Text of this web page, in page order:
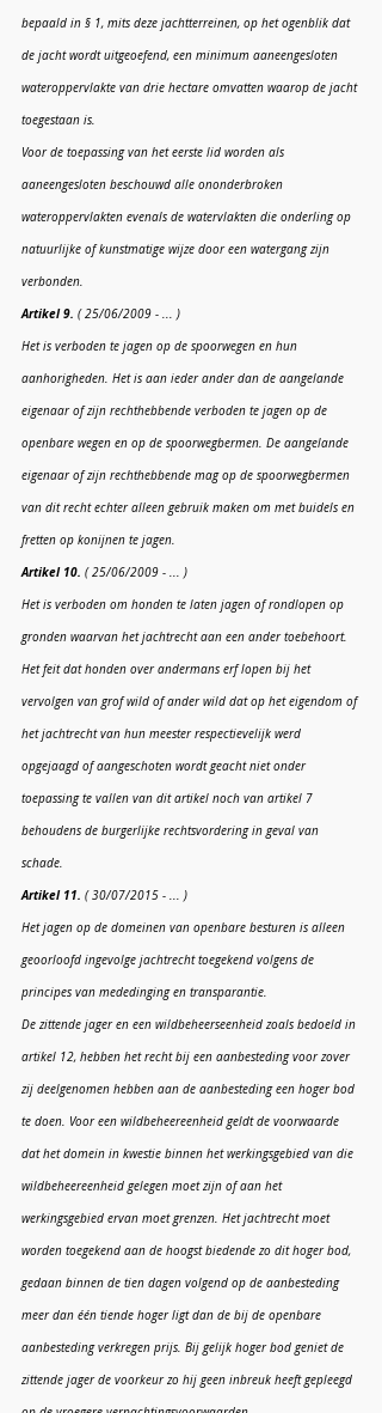
bepaald in § 1, mits deze jachtterreinen, op het ogenblik dat
de jacht wordt uitgeoefend, een minimum aaneengesloten
wateroppervlakte van drie hectare omvatten waarop de jacht
toegestaan is.
Voor de toepassing van het eerste lid worden als
aaneengesloten beschouwd alle ononderbroken
wateroppervlakten evenals de watervlakten die onderling op
natuurlijke of kunstmatige wijze door een watergang zijn
verbonden.
Artikel 9. ( 25/06/2009 - ... )
Het is verboden te jagen op de spoorwegen en hun
aanhorigheden. Het is aan ieder ander dan de aangelande
eigenaar of zijn rechthebbende verboden te jagen op de
openbare wegen en op de spoorwegbermen. De aangelande
eigenaar of zijn rechthebbende mag op de spoorwegbermen
van dit recht echter alleen gebruik maken om met buidels en
fretten op konijnen te jagen.
Artikel 10. ( 25/06/2009 - ... )
Het is verboden om honden te laten jagen of rondlopen op
gronden waarvan het jachtrecht aan een ander toebehoort.
Het feit dat honden over andermans erf lopen bij het
vervolgen van grof wild of ander wild dat op het eigendom of
het jachtrecht van hun meester respectievelijk werd
opgejaagd of aangeschoten wordt geacht niet onder
toepassing te vallen van dit artikel noch van artikel 7
behoudens de burgerlijke rechtsvordering in geval van
schade.
Artikel 11. ( 30/07/2015 - ... )
Het jagen op de domeinen van openbare besturen is alleen
geoorloofd ingevolge jachtrecht toegekend volgens de
principes van mededinging en transparantie.
De zittende jager en een wildbeheerseenheid zoals bedoeld in
artikel 12, hebben het recht bij een aanbesteding voor zover
zij deelgenomen hebben aan de aanbesteding een hoger bod
te doen. Voor een wildbeheereenheid geldt de voorwaarde
dat het domein in kwestie binnen het werkingsgebied van die
wildbeheereenheid gelegen moet zijn of aan het
werkingsgebied ervan moet grenzen. Het jachtrecht moet
worden toegekend aan de hoogst biedende zo dit hoger bod,
gedaan binnen de tien dagen volgend op de aanbesteding
meer dan één tiende hoger ligt dan de bij de openbare
aanbesteding verkregen prijs. Bij gelijk hoger bod geniet de
zittende jager de voorkeur zo hij geen inbreuk heeft gepleegd